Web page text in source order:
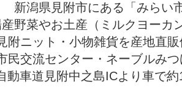
新潟県見附市にある「みらい
野菜やお土産（ミルクヨーカ
ニット・小物雑貨を産地直
民交流センター・ネーブルみつ
動車道見附中之島ICより車で約